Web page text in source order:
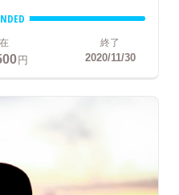
円
終了
2020/11/30